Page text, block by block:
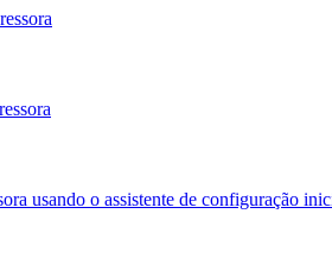
usando o assistente de configuração